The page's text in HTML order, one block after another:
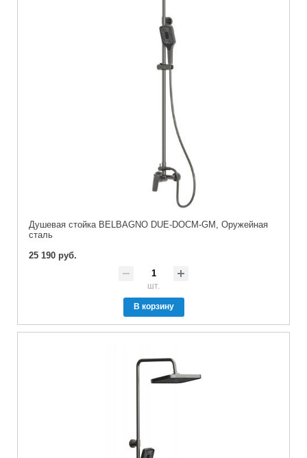
Душевая стойка BELBAGNO DUE-DOCM-GM, Оружейная
сталь
25 190 руб.
шт.
В корзину